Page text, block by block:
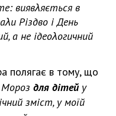
виявλяється в
Різдво і День
а не ідеоλогичний
полягає в тому, що
Мороз для дітейу
зміст, у моїй